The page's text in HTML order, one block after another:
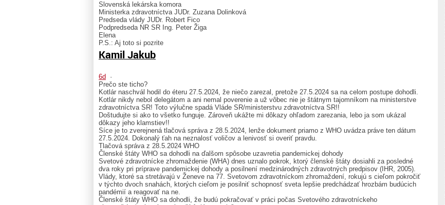
Slovenská lekárska komora
Ministerka zdravotníctva JUDr. Zuzana Dolinková
Predseda vlády JUDr. Robert Fico
Podpredseda NR SR Ing. Peter Žiga
Elena
P.S.: Aj toto si pozrite
Kamil Jakub
6d ·
Prečo ste ticho?
Kotlár naschvál hodil do éteru 27.5.2024, že niečo zarezal, pretože 27.5.2024 sa na celom postupe dohodli.
Kotlár nikdy nebol delegátom a ani nemal poverenie a už vôbec nie je štátnym tajomníkom na ministerstve
zdravotníctva SR! Toto výlučne spadá Vláde SR/ministerstvu zdravotníctva SR!!
Doštudujte si ako to všetko funguje. Zároveň ukážte mi dôkazy ohľadom zarezania, lebo ja som ukázal
dôkazy jeho klamstiev!!
Síce je to zverejnená tlačová správa z 28.5.2024, lenže dokument priamo z WHO uvádza práve ten dátum
27.5.2024. Dokonalý ťah na neznalosť voličov a lenivosť si overiť pravdu.
Tlačová správa z 28.5.2024 WHO
Členské štáty WHO sa dohodli na ďalšom spôsobe uzavretia pandemickej dohody
Svetové zdravotnícke zhromaždenie (WHA) dnes uznalo pokrok, ktorý členské štáty dosiahli za posledné
dva roky pri príprave pandemickej dohody a posilnení medzinárodných zdravotných predpisov (IHR, 2005).
Vlády, ktoré sa stretávajú v Ženeve na 77. Svetovom zdravotníckom zhromaždení, rokujú s cieľom pokročiť
v týchto dvoch snahách, ktorých cieľom je posilniť schopnosť sveta lepšie predchádzať hrozbám budúcich
pandémií a reagovať na ne.
Členské štáty WHO sa dohodli, že budú pokračovať v práci počas Svetového zdravotníckeho